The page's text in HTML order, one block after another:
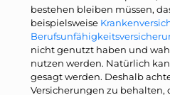
bestehen bleiben müssen,
beispielsweise
nicht genutzt haben und
nutzen werden. Natürlich
gesagt werden. Deshalb
Versicherungen zu behalten,